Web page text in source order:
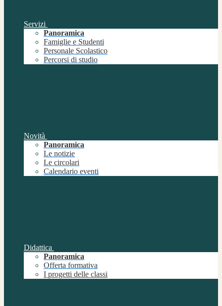
Servizi
Panoramica
Famiglie e Studenti
Personale Scolastico
Percorsi di studio
Novità
Panoramica
Le notizie
Le circolari
Calendario eventi
Didattica
Panoramica
Offerta formativa
I progetti delle classi